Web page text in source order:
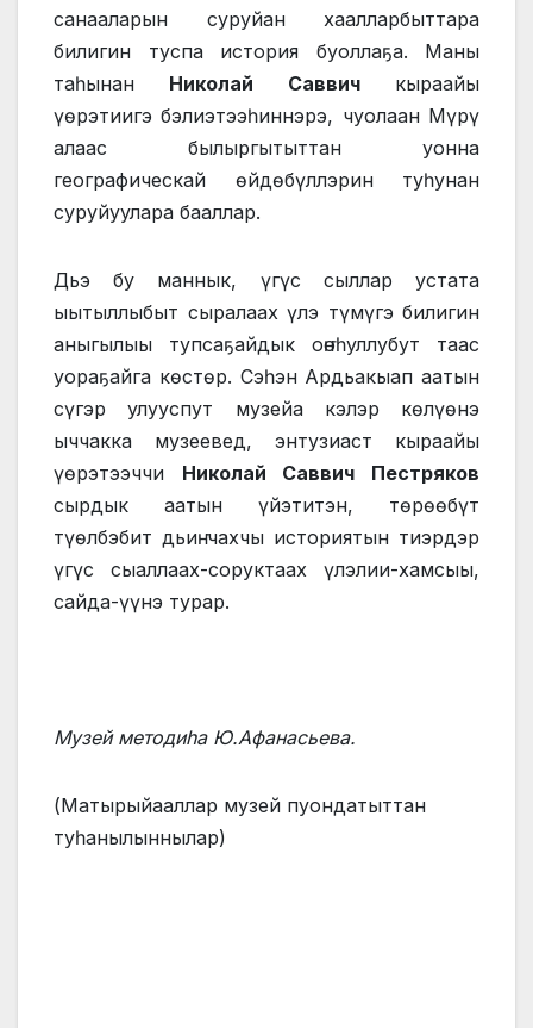
санааларын суруйан хаалларбыттара
билигин туспа история буоллаҕа. Маны
таһынан Николай Саввичкыраайы
үөрэтиигэ бэлиэтээһиннэрэ, чуолаан Мүрү
алаас былыргытыттан уонна
географическай өйдөбүллэрин туһунан
суруйуулара бааллар.
Дьэ бу маннык, үгүс сыллар устата
ыытыллыбыт сыралаах үлэ түмүгэ билигин
аныгылыы тупсаҕайдык оҥоһуллубут таас
уораҕайга көстөр. Сэһэн Ардьакыап аатын
сүгэр улууспут музейа кэлэр көлүөнэ
ыччакка музеевед, энтузиаст кыраайы
үөрэтээччи Николай Саввич Пестряков
сырдык аатын үйэтитэн, төрөөбүт
түөлбэбит дьиҥ чахчы историятын тиэрдэр
үгүс сыаллаах-соруктаах үлэлии-хамсыы,
сайда-үүнэ турар.
Музей методиһа Ю.Афанасьева.
(Матырыйааллар музей пуондатыттан
туһанылыннылар)